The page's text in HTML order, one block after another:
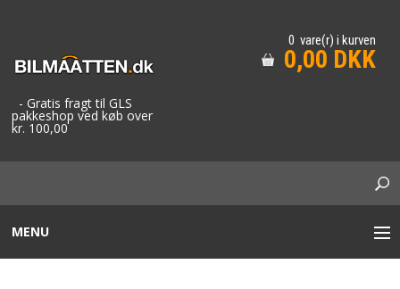
- Gratis fragt til GLS
pakkeshop ved køb over
kr. 100,00
0 vare(r) i kurven
0,00 DKK
MENU